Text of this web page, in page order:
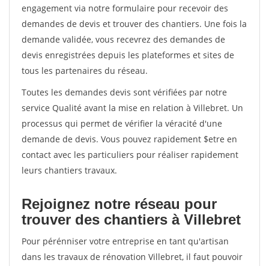
engagement via notre formulaire pour recevoir des
demandes de devis et trouver des chantiers. Une fois la
demande validée, vous recevrez des demandes de
devis enregistrées depuis les plateformes et sites de
tous les partenaires du réseau.
Toutes les demandes devis sont vérifiées par notre
service Qualité avant la mise en relation à Villebret. Un
processus qui permet de vérifier la véracité d'une
demande de devis. Vous pouvez rapidement $etre en
contact avec les particuliers pour réaliser rapidement
leurs chantiers travaux.
Rejoignez notre réseau pour
trouver des chantiers à Villebret
Pour pérénniser votre entreprise en tant qu'artisan
dans les travaux de rénovation Villebret, il faut pouvoir